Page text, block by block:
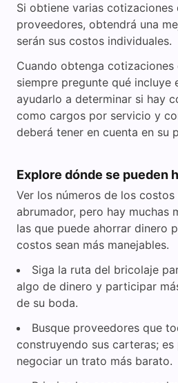
Si obtiene varias cotizaciones
proveedores, obtendrá una
serán sus costos individuales.
Cuando obtenga
siempre pregunte qué incluye
ayudarlo a determinar si hay
como cargos por servicio y
deberá tener en cuenta en su
Explore dónde se pueden
Ver los números de los
abrumador, pero hay muchas
las que puede ahorrar dinero
costos sean más manejables.
Siga la ruta del bricolaje
algo de dinero y participar
de su boda.
Busque proveedores que
construyendo sus carteras;
negociar un trato más barato.